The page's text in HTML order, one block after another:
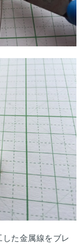
た金属線をブレ